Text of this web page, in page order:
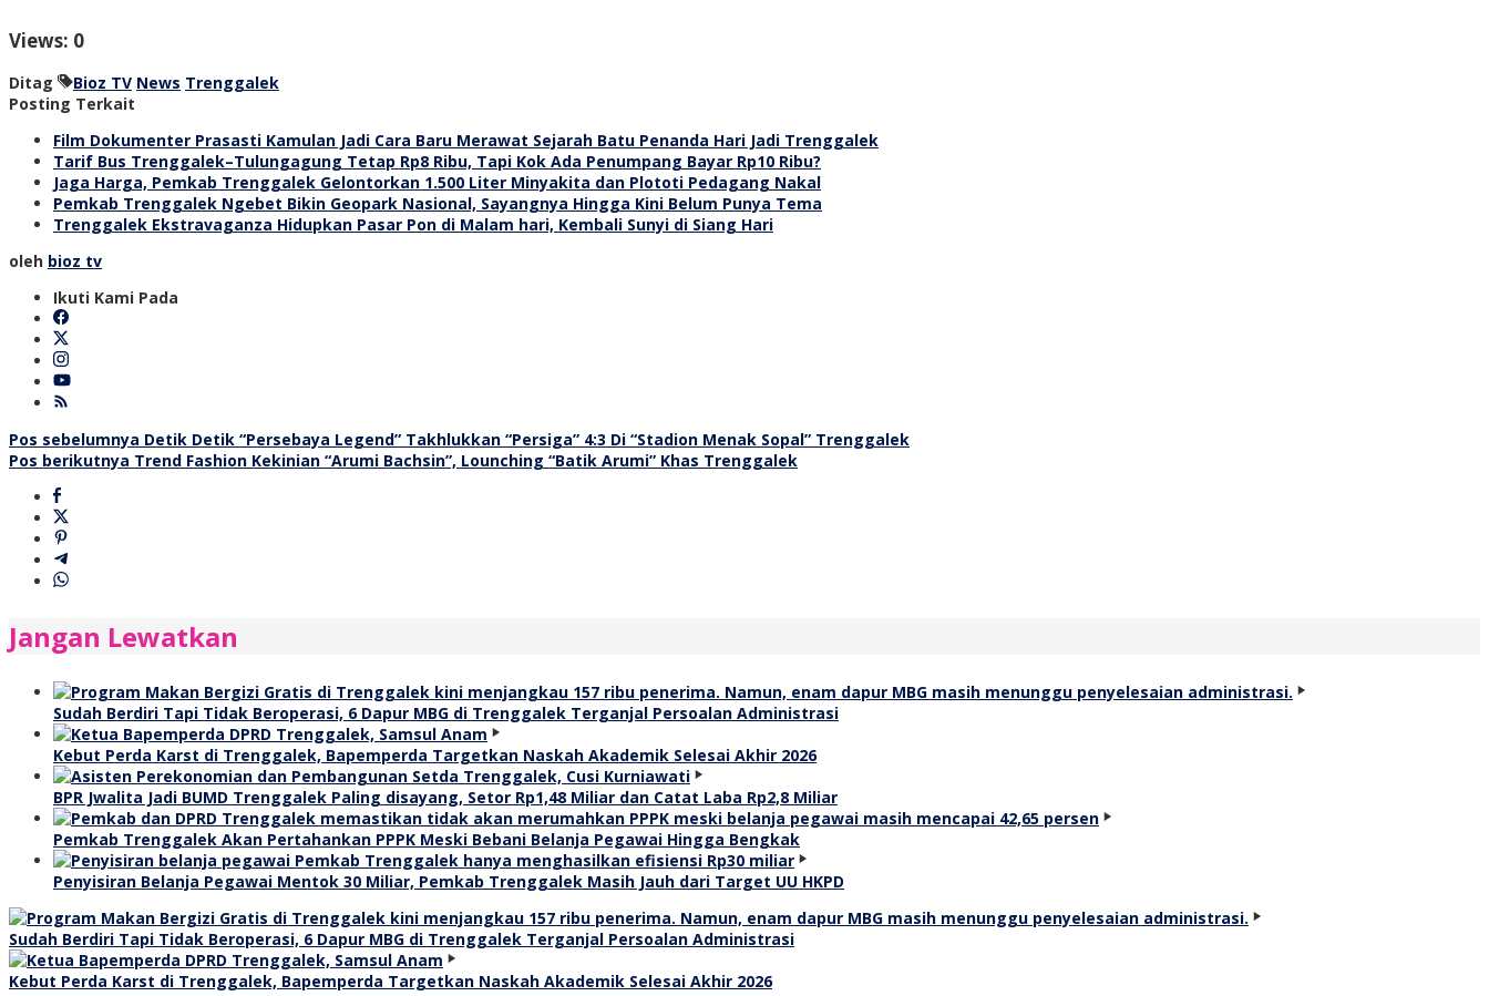
Views: 0
Ditag Bioz TV News Trenggalek
Posting Terkait
Film Dokumenter Prasasti Kamulan Jadi Cara Baru Merawat Sejarah Batu Penanda Hari Jadi Trenggalek
Tarif Bus Trenggalek–Tulungagung Tetap Rp8 Ribu, Tapi Kok Ada Penumpang Bayar Rp10 Ribu?
Jaga Harga, Pemkab Trenggalek Gelontorkan 1.500 Liter Minyakita dan Plototi Pedagang Nakal
Pemkab Trenggalek Ngebet Bikin Geopark Nasional, Sayangnya Hingga Kini Belum Punya Tema
Trenggalek Ekstravaganza Hidupkan Pasar Pon di Malam hari, Kembali Sunyi di Siang Hari
oleh bioz tv
Ikuti Kami Pada
Navigasi
pos
Pos sebelumnya Detik Detik “Persebaya Legend” Takhlukkan “Persiga” 4:3 Di “Stadion Menak Sopal” Trenggalek
Pos berikutnya Trend Fashion Kekinian “Arumi Bachsin”, Lounching “Batik Arumi” Khas Trenggalek
Jangan Lewatkan
Sudah Berdiri Tapi Tidak Beroperasi, 6 Dapur MBG di Trenggalek Terganjal Persoalan Administrasi
Kebut Perda Karst di Trenggalek, Bapemperda Targetkan Naskah Akademik Selesai Akhir 2026
BPR Jwalita Jadi BUMD Trenggalek Paling disayang, Setor Rp1,48 Miliar dan Catat Laba Rp2,8 Miliar
Pemkab Trenggalek Akan Pertahankan PPPK Meski Bebani Belanja Pegawai Hingga Bengkak
Penyisiran Belanja Pegawai Mentok 30 Miliar, Pemkab Trenggalek Masih Jauh dari Target UU HKPD
Sudah Berdiri Tapi Tidak Beroperasi, 6 Dapur MBG di Trenggalek Terganjal Persoalan Administrasi
Kebut Perda Karst di Trenggalek, Bapemperda Targetkan Naskah Akademik Selesai Akhir 2026